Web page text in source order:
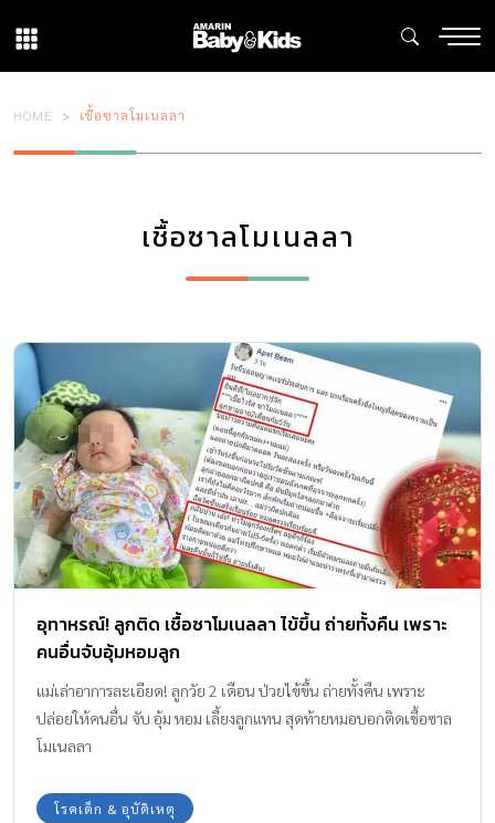
HOME เชื้อซาลโมเนลลา
เชื้อซาลโมเนลลา
อุทาหรณ์! ลูกติด เชื้อซาโมเนลลา ไข้ขึ้น ถ่ายทั้งคืน เพราะ
คนอื่นจับอุ้มหอมลูก
แม่เล่าอาการละเอียด! ลูกวัย 2 เดือน ป่วยไข้ขึ้น ถ่ายทั้งคืน เพราะ
ปล่อยให้คนอื่น จับ อุ้ม หอม เลี้ยงลูกแทน สุดท้ายหมอบอกติดเชื้อซาล
โมเนลลา
โรคเด็ก & อุบัติเหตุ